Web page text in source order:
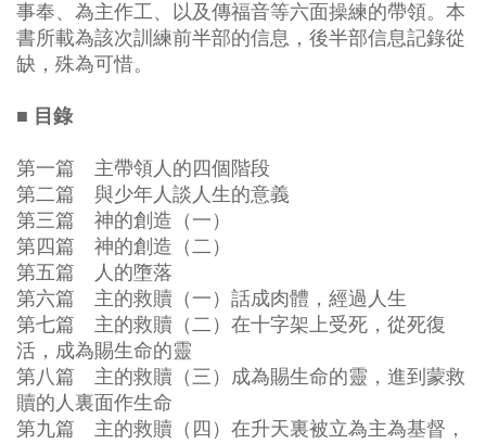
事奉、為主作工、以及傳福音等六面操練的帶領。本
書所載為該次訓練前半部的信息，後半部信息記錄從
缺，殊為可惜。
■ 目錄
第一篇 主帶領人的四個階段
第二篇 與少年人談人生的意義
第三篇 神的創造（一）
第四篇 神的創造（二）
第五篇 人的墮落
第六篇 主的救贖（一）話成肉體，經過人生
第七篇 主的救贖（二）在十字架上受死，從死復
活，成為賜生命的靈
第八篇 主的救贖（三）成為賜生命的靈，進到蒙救
贖的人裏面作生命
第九篇 主的救贖（四）在升天裏被立為主為基督，